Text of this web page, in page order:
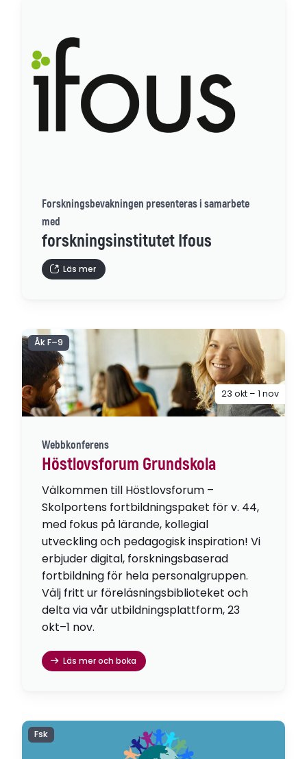
Forskningsbevakningen presenteras i samarbete
med
forskningsinstitutet Ifous
Läs mer
Webbkonferens
Höstlovsforum Grundskola
Välkommen till Höstlovsforum –
Skolportens fortbildningspaket för v. 44,
med fokus på lärande, kollegial
utveckling och pedagogisk inspiration! Vi
erbjuder digital, forskningsbaserad
fortbildning för hela personalgruppen.
Välj fritt ur föreläsningsbiblioteket och
delta via vår utbildningsplattform, 23
okt–1 nov.
Läs mer och boka
Åk F–9
23 okt – 1 nov
Fsk